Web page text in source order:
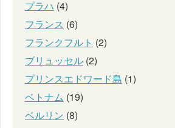
プラハ (4)
フランス (6)
フランクフルト (2)
ブリュッセル (2)
プリンスエドワード島 (1)
ベトナム (19)
ベルリン (8)